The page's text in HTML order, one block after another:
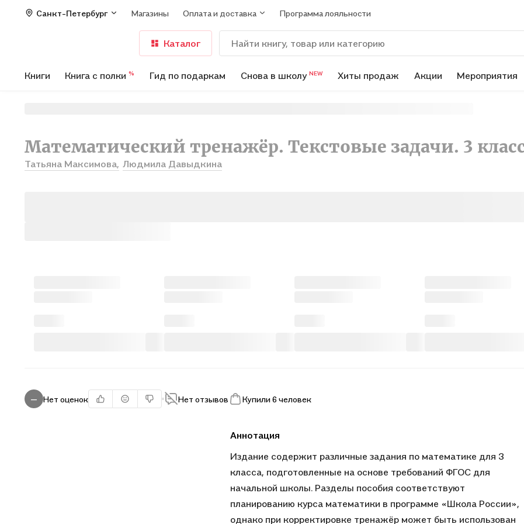
Санкт-Петербург Магазины Оплата и доставка Программа лояльности
Каталог
Книги Книга с полки % Гид по подаркам Снова в школу NEW Хиты продаж Акции Мероприятия
Математический тренажёр. Текстовые задачи. 3
Татьяна Максимова, Людмила Давыдкина
— Нет оценок Нет отзывов Купили 6 человек
Аннотация
Издание содержит различные задания по математике для 3
класса, подготовленные на основе требований ФГОС для
начальной школы. Разделы пособия соответствуют
планированию курса математики в программе «Школа России»,
однако при корректировке тренажёр может быть использован